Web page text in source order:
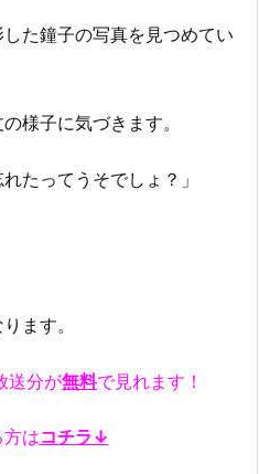
た鐘子の写真を見つめてい
様子に気づきます。
たってうそでしょ？」
ます。
送分が無料で見れます！
はコチラ↓